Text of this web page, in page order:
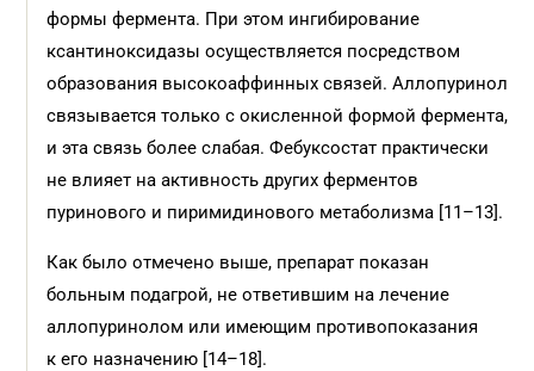
формы фермента. При этом ингибирование
ксантиноксидазы осуществляется посредством
образования высокоаффинных связей. Аллопуринол
связывается только с окисленной формой фермента,
и эта связь более слабая. Фебуксостат практически
не влияет на активность других ферментов
пуринового и пиримидинового метаболизма [11–13].
Как было отмечено выше, препарат показан
больным подагрой, не ответившим на лечение
аллопуринолом или имеющим противопоказания
к его назначению [14–18].